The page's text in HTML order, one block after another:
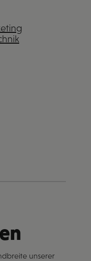
unserer